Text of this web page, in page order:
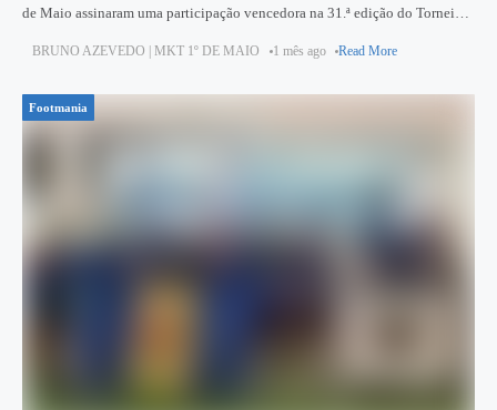
de Maio assinaram uma participação vencedora na 31.ª edição do Torneio
BRUNO AZEVEDO | MKT 1º DE MAIO 1 mês ago Read More
Footmania